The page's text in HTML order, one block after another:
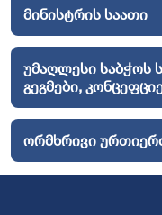
მინისტრის საათი
უმაღლესი საბჭოს
გეგმები,
ორმხრივი